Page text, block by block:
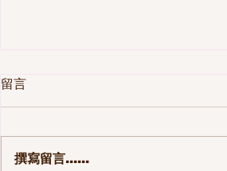
留言
撰寫留言......